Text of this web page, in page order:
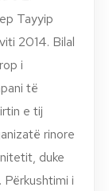
Tayyip
2014. Bilal
i
të
e tij
rinore
duke
i